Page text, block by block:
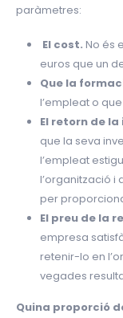
paràmetres:
El cost. No és
euros que un
Que la
l’empleat o
El retorn de la
que la seva
l’empleat
l’organització i
per
El preu de la
empresa
retenir-lo en
vegades
Quina proporció